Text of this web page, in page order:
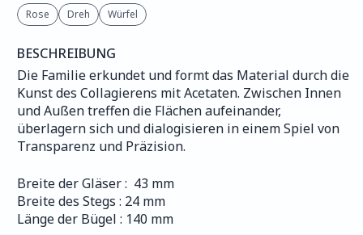
Rose Dreh Würfel
BESCHREIBUNG
Die Familie erkundet und formt das Material durch die
Kunst des Collagierens mit Acetaten. Zwischen Innen
und Außen treffen die Flächen aufeinander,
überlagern sich und dialogisieren in einem Spiel von
Transparenz und Präzision.
Breite der Gläser :  43 mm
Breite des Stegs : 24 mm
Länge der Bügel : 140 mm